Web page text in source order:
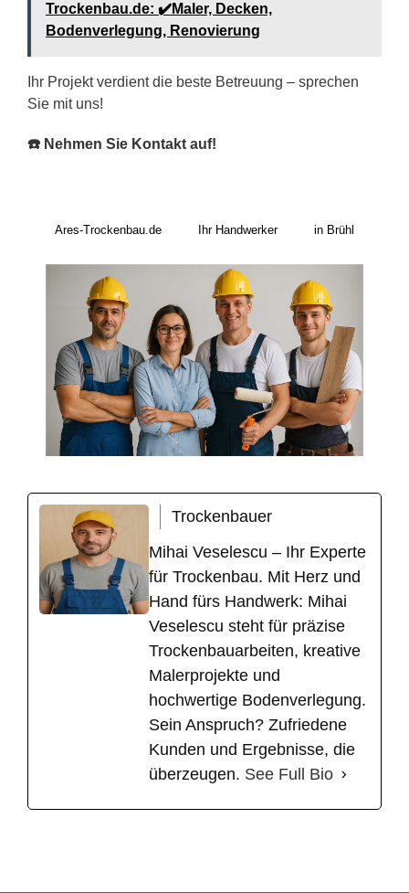
Trockenbau.de: ✔️Maler, Decken,
Bodenverlegung, Renovierung
Ihr Projekt verdient die beste Betreuung – sprechen
Sie mit uns!
☎️ Nehmen Sie Kontakt auf!
Ares-Trockenbau.de Ihr Handwerker in Brühl
Trockenbauer
Mihai Veselescu – Ihr Experte
für Trockenbau. Mit Herz und
Hand fürs Handwerk: Mihai
Veselescu steht für präzise
Trockenbauarbeiten, kreative
Malerprojekte und
hochwertige Bodenverlegung.
Sein Anspruch? Zufriedene
Kunden und Ergebnisse, die
überzeugen. See Full Bio